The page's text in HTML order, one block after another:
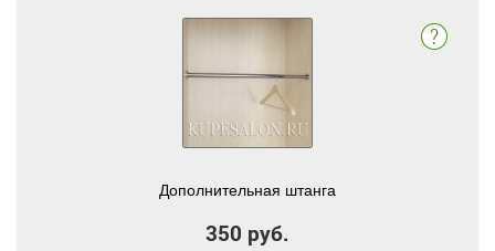
Дополнительная штанга
350 руб.